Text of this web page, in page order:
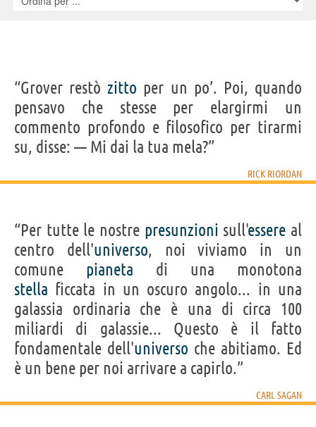
“Grover restòzitto per un po’. Poi, quando
pensavo che stesse per elargirmi un
commento profondo e filosofico per tirarmi
su, disse: — Mi dai la tua mela?”
RICK RIORDAN
“Per tutte le nostre presunzioni sull'essere al
centro dell'universo, noi viviamo in un
comune pianeta di una monotona
stella ficcata in un oscuro angolo... in una
galassia ordinaria che è una di circa 100
miliardi di galassie... Questo è il fatto
fondamentale dell'universo che abitiamo. Ed
è un bene per noi arrivare a capirlo.”
CARL SAGAN